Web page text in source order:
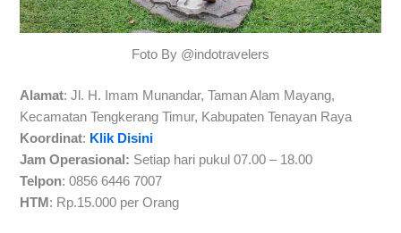
Foto By @indotravelers
Alamat: Jl. H. Imam Munandar, Taman Alam Mayang,
Kecamatan Tengkerang Timur, Kabupaten Tenayan Raya
Koordinat: Klik Disini
Jam Operasional: Setiap hari pukul 07.00 – 18.00
Telpon: 0856 6446 7007
HTM : Rp.15.000 per Orang